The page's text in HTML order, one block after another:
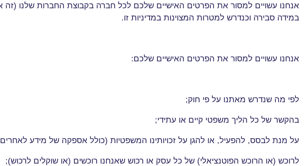
אנחנו עשויים למסור את הפרטים האישיים שלכם לכל חברה בקבוצת החברות שלנו
במידה סבירה וכנדרש למטרות המצוינות במדיניות זו.
אנחנו עשויים למסור את הפרטים האישיים שלכם:
לפי מה שנדרש מאתנו על פי חוק;
בהקשר של כל הליך משפטי קיים או עתידי;
על מנת לבסס, להפעיל, או להגן על זכויותינו המשפטיות (כולל אספקה של מידע
לרוכש (או הרוכש הפוטנציאלי) של כל עסק או רכוש שאנחנו רוכשים (או שוקלים לרכוש);